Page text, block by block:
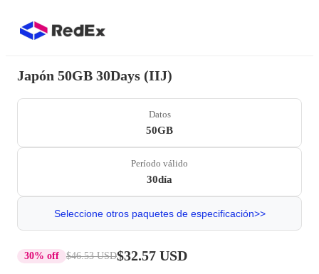
Japón 50GB 30Days (IIJ)
Datos
50GB
Período válido
30día
Seleccione otros paquetes de especificación>>
30% off $46.53 USD$32.57 USD